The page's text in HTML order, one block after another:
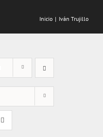
Inicio Iván Trujillo